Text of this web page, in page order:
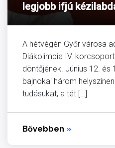
legjobb ifjú
A hétvégén Győr városa
Diákolimpia IV.
döntőjének. Június 12.
bajnokai három
tudásukat, a tét […]
Bővebben »